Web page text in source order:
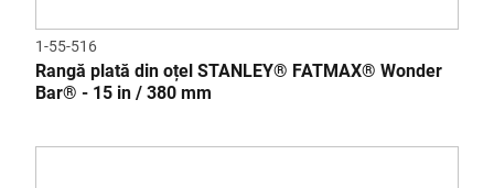
1-55-516
Rangă plată din oțel STANLEY® FATMAX® Wonder
Bar® - 15 in / 380 mm